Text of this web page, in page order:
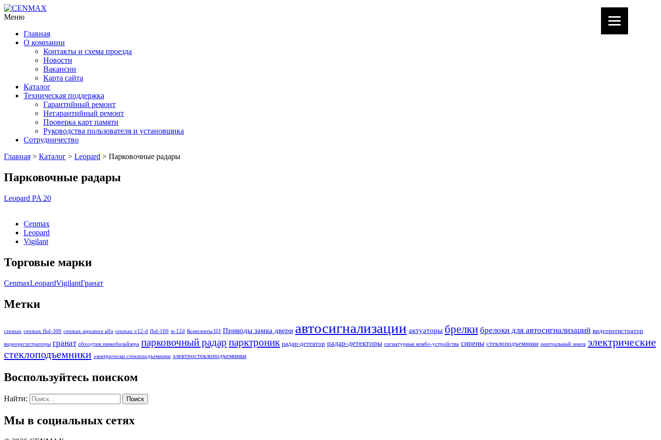
Меню
Главная
О компании
Контакты и схема проезда
Новости
Вакансии
Карта сайта
Каталог
Техническая поддержка
Гарантийный ремонт
Негарантийный ремонт
Проверка карт памяти
Руководства пользователя и установщика
Сотрудничество
Главная > Каталог > Leopard > Парковочные радары
Парковочные радары
Leopard PA 20
Cenmax
Leopard
Vigilant
Торговые марки
CenmaxLeopardVigilantГранат
Метки
cenmax cenmax fhd-300 cenmax signature alfa cenmax v12-d fhd-100 st-12d Комплекты ЦЗ Приводы замка двери автосигнализации актуаторы брелки брелоки для автосигнализаций видеорегистратор
видеорегистраторы гранат обходчик иммобилайзера парковочный радар парктроник радар-детектор радар-детекторы сигнатурные комбо-устройства сирены стеклоподъемники центральный замок электрические
стеклоподъемники электрически стеклоподъемники электростеклоподъемники
Воспользуйтесь поиском
Найти:
Мы в социальных сетях